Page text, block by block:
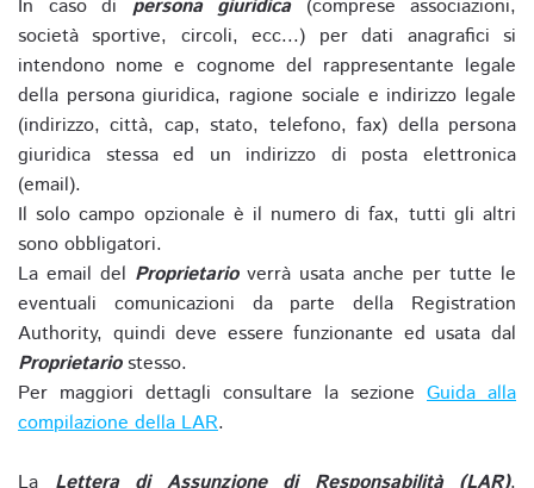
In caso di persona giuridica(comprese associazioni,
società sportive, circoli, ecc...) per dati anagrafici si
intendono nome e cognome del rappresentante legale
della persona giuridica, ragione sociale e indirizzo legale
(indirizzo, città, cap, stato, telefono, fax) della persona
giuridica stessa ed un indirizzo di posta elettronica
(email).
Il solo campo opzionale è il numero di fax, tutti gli altri
sono obbligatori.
La email del Proprietarioverrà usata anche per tutte le
eventuali comunicazioni da parte della Registration
Authority, quindi deve essere funzionante ed usata dal
Proprietariostesso.
Per maggiori dettagli consultare la sezione Guida alla
compilazione della LAR.